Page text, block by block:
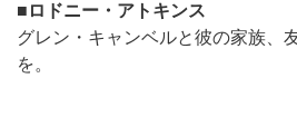
■ロドニー・アトキンス
グレン・キャンベルと彼の家族、
を。